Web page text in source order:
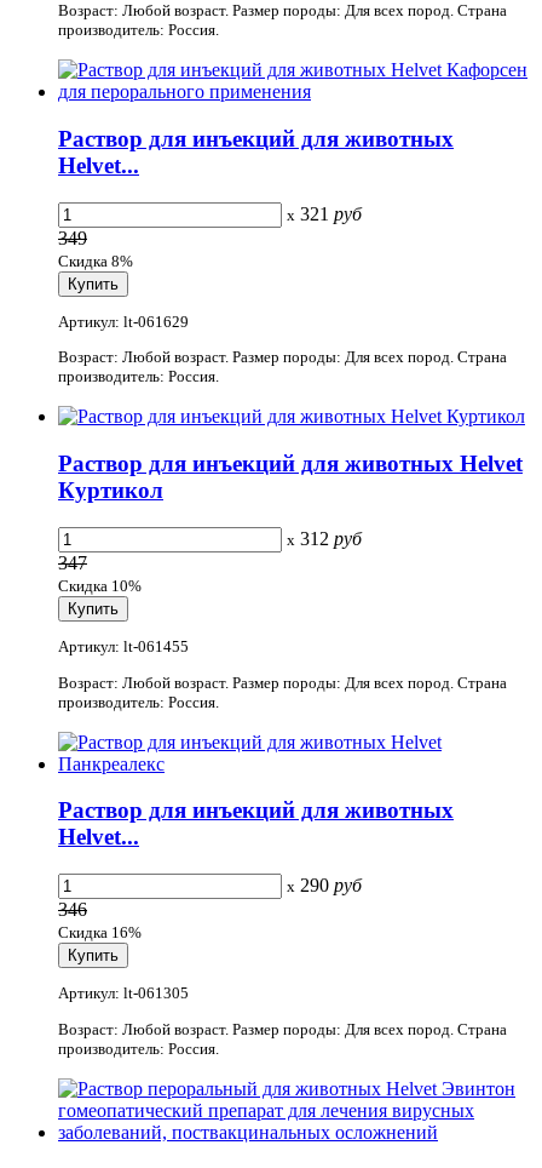
Возраст: Любой возраст. Размер породы: Для всех пород. Страна
производитель: Россия.
Раствор для инъекций для животных
Helvet...
x 321 руб
349
Скидка 8%
Артикул: lt-061629
Возраст: Любой возраст. Размер породы: Для всех пород. Страна
производитель: Россия.
Раствор для инъекций для животных Helvet
Куртикол
x 312 руб
347
Скидка 10%
Артикул: lt-061455
Возраст: Любой возраст. Размер породы: Для всех пород. Страна
производитель: Россия.
Раствор для инъекций для животных
Helvet...
x 290 руб
346
Скидка 16%
Артикул: lt-061305
Возраст: Любой возраст. Размер породы: Для всех пород. Страна
производитель: Россия.